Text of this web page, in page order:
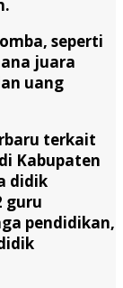
seperti
juara
uang
terkait
Kabupaten
didik
guru
pendidikan,